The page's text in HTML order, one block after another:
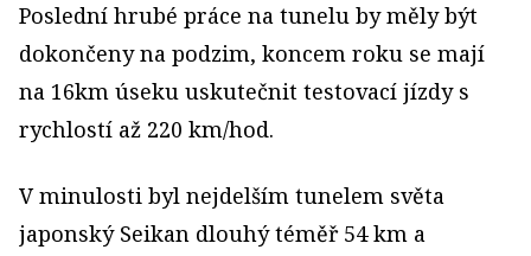
Poslední hrubé práce na tunelu by měly být
dokončeny na podzim, koncem roku se mají
na 16km úseku uskutečnit testovací jízdy s
rychlostí až 220 km/hod.
V minulosti byl nejdelším tunelem světa
japonský Seikan dlouhý téměř 54 km a